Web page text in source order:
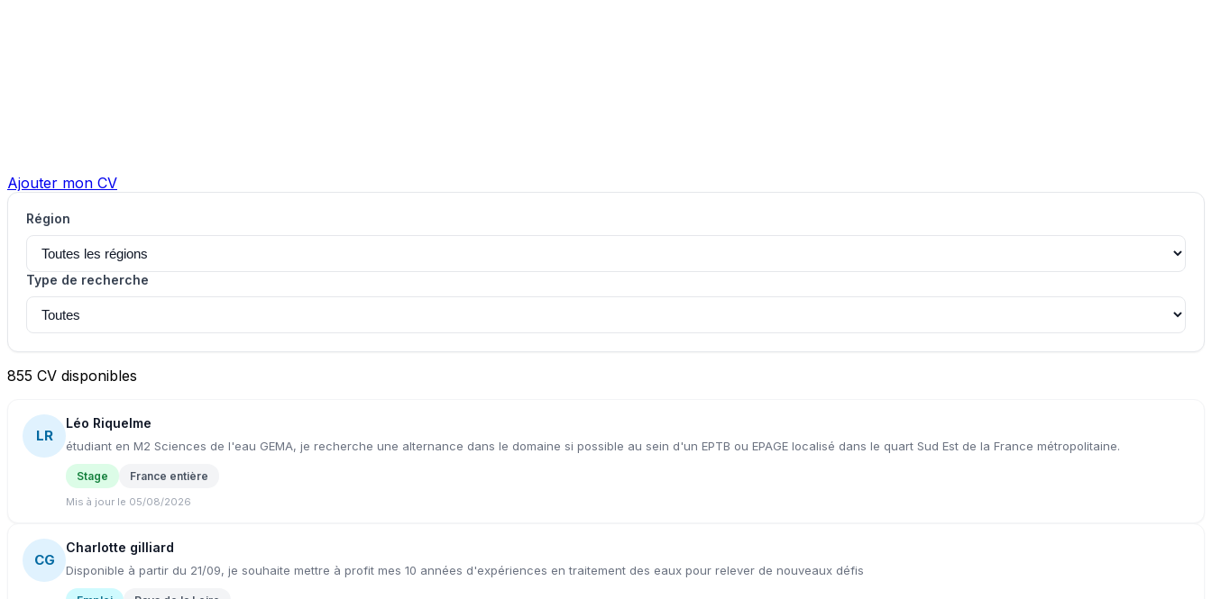
Ajouter mon CV
Région
Type de recherche
855 CV disponibles
LR
Léo Riquelme
étudiant en M2 Sciences de l'eau GEMA, je recherche une alternance dans le domaine si possible au sein d'un EPTB ou EPAGE localisé dans le quart Sud Est de la France métropolitaine.
Stage France entière
Mis à jour le 05/08/2026
CG
Charlotte gilliard
Disponible à partir du 21/09, je souhaite mettre à profit mes 10 années d'expériences en traitement des eaux pour relever de nouveaux défis